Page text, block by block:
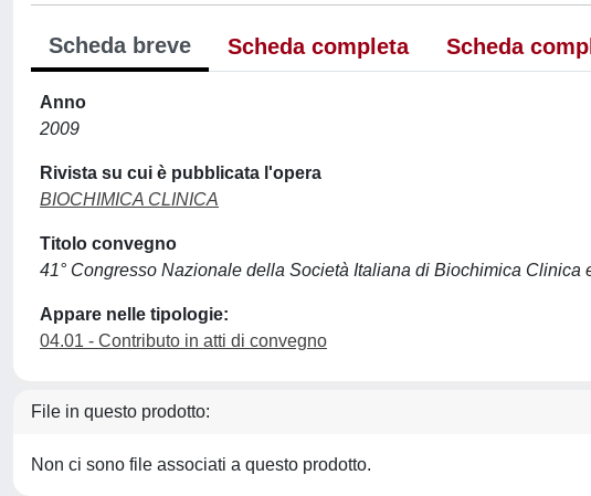
Scheda breve Scheda completa Scheda
Anno
2009
Rivista su cui è pubblicata l'opera
BIOCHIMICA CLINICA
Titolo convegno
41° Congresso Nazionale della Società Italiana di Biochimica Clinica
Appare nelle tipologie:
04.01 - Contributo in atti di convegno
File in questo prodotto:
Non ci sono file associati a questo prodotto.